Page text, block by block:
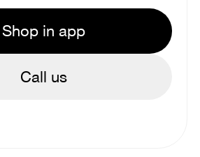
Shop in app
Call us